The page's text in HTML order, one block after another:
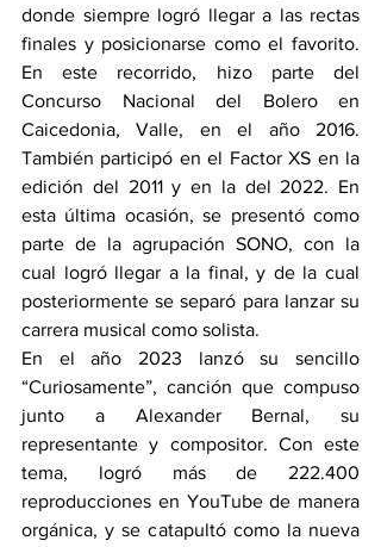
donde siempre logró llegar a las rectas
finales y posicionarse como el favorito.
En este recorrido, hizo parte del
Concurso Nacional del Bolero en
Caicedonia, Valle, en el año 2016.
También participó en el Factor XS en la
edición del 2011 y en la del 2022. En
esta última ocasión, se presentó como
parte de la agrupación SONO, con la
cual logró llegar a la final, y de la cual
posteriormente se separó para lanzar su
carrera musical como solista.
En el año 2023 lanzó su sencillo
“Curiosamente”, canción que compuso
junto a Alexander Bernal, su
representante y compositor. Con este
tema, logró más de 222.400
reproducciones en YouTube de manera
orgánica, y se catapultó como la nueva